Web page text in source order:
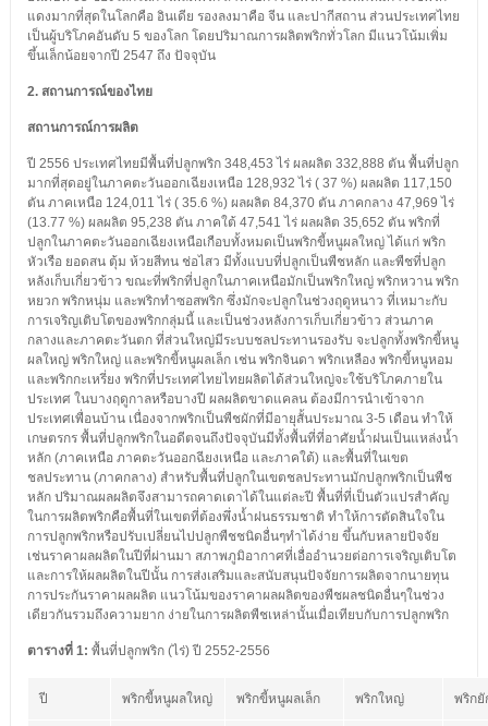
แดงมากที่สุดในโลกคือ อินเดีย รองลงมาคือ จีน และปากีสถาน ส่วนประเทศไทย
เป็นผู้บริโภคอันดับ 5 ของโลก โดยปริมาณการผลิตพริกทั่วโลก มีแนวโน้มเพิ่ม
ขึ้นเล็กน้อยจากปี 2547 ถึง ปัจจุบัน
2. สถานการณ์ของไทย
สถานการณ์การผลิต
ปี 2556 ประเทศไทยมีพื้นที่ปลูกพริก 348,453 ไร่ ผลผลิต 332,888 ตัน พื้นที่ปลูก
มากที่สุดอยู่ในภาคตะวันออกเฉียงเหนือ 128,932 ไร่ ( 37 %) ผลผลิต 117,150
ตัน ภาคเหนือ 124,011 ไร่ ( 35.6 %) ผลผลิต 84,370 ตัน ภาคกลาง 47,969 ไร่
(13.77 %) ผลผลิต 95,238 ตัน ภาคใต้ 47,541 ไร่ ผลผลิต 35,652 ตัน พริกที่
ปลูกในภาคตะวันออกเฉียงเหนือเกือบทั้งหมดเป็นพริกขี้หนูผลใหญ่ ได้แก่ พริก
หัวเรือ ยอดสน ตุ้ม ห้วยสีทน ช่อไสว มีทั้งแบบที่ปลูกเป็นพืชหลัก และพืชที่ปลูก
หลังเก็บเกี่ยวข้าว ขณะที่พริกที่ปลูกในภาคเหนือมักเป็นพริกใหญ่ พริกหวาน พริก
หยวก พริกหนุ่ม และพริกทำซอสพริก ซึ่งมักจะปลูกในช่วงฤดูหนาว ที่เหมาะกับ
การเจริญเติบโตของพริกกลุ่มนี้ และเป็นช่วงหลังการเก็บเกี่ยวข้าว ส่วนภาค
กลางและภาคตะวันตก ที่ส่วนใหญ่มีระบบชลประทานรองรับ จะปลูกทั้งพริกขี้หนู
ผลใหญ่ พริกใหญ่ และพริกขี้หนูผลเล็ก เช่น พริกจินดา พริกเหลือง พริกขี้หนูหอม
และพริกกะเหรี่ยง พริกที่ประเทศไทยไทยผลิตได้ส่วนใหญ่จะใช้บริโภคภายใน
ประเทศ ในบางฤดูกาลหรือบางปี ผลผลิตขาดแคลน ต้องมีการนำเข้าจาก
ประเทศเพื่อนบ้าน เนื่องจากพริกเป็นพืชผักที่มีอายุสั้นประมาณ 3-5 เดือน ทำให้
เกษตรกร พื้นที่ปลูกพริกในอดีตจนถึงปัจจุบันมีทั้งพื้นที่ที่อาศัยน้ำฝนเป็นแหล่งน้ำ
หลัก (ภาคเหนือ ภาคตะวันออกฉียงเหนือ และภาคใต้) และพื้นที่ในเขต
ชลประทาน (ภาคกลาง) สำหรับพื้นที่ปลูกในเขตชลประทานมักปลูกพริกเป็นพืช
หลัก ปริมาณผลผลิตจึงสามารถคาดเดาได้ในแต่ละปี พื้นที่ที่เป็นตัวแปรสำคัญ
ในการผลิตพริกคือพื้นที่ในเขตที่ต้องพึ่งน้ำฝนธรรมชาติ ทำให้การตัดสินใจใน
การปลูกพริกหรือปรับเปลี่ยนไปปลูกพืชชนิดอื่นๆทำได้ง่าย ขึ้นกับหลายปัจจัย
เช่นราคาผลผลิตในปีที่ผ่านมา สภาพภูมิอากาศที่เอื่ออำนวยต่อการเจริญเติบโต
และการให้ผลผลิตในปีนั้น การส่งเสริมและสนับสนุนปัจจัยการผลิตจากนายทุน
การประกันราคาผลผลิต แนวโน้มของราคาผลผลิตของพืชผลชนิดอื่นๆในช่วง
เดียวกันรวมถึงความยาก ง่ายในการผลิตพืชเหล่านั้นเมื่อเทียบกับการปลูกพริก
ตารางที่1: พื้นที่ปลูกพริก (ไร่) ปี 2552-2556
ปี พริกขี้หนูผลใหญ่ พริกขี้หนูผลเล็ก พริกใหญ่ พริกยั